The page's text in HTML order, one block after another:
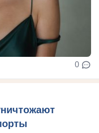
0